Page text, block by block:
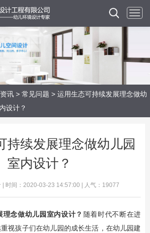
资讯 > 常见问题 > 运用生态可持续发展理念做幼
设计？
持续发展理念做幼儿园
室内设计？
| 时间：2020-03-23 14:57:00 | 人气：19077
理念做幼儿园室内设计？ ​随着时代不断在进
视孩子们在幼儿园的成长生活，在幼儿园建